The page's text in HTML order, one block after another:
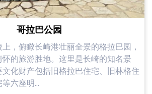
哥拉巴公园
，俯瞰长崎港壮丽全景的格拉巴园，
的旅游胜地。这里是长崎的知名景
化财产包括旧格拉巴住宅、旧林格住
六座明...